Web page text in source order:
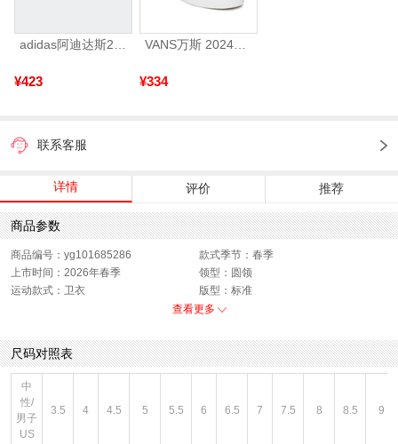
adidas阿迪达斯2025中性edge gamedaySPW FTW-跑步GW2499
¥423
VANS万斯 2024年新款中性OldSkool帆布鞋/硫化鞋VN000D3HY28（延续款）
¥334
联系客服
详情 评价 推荐
商品参数
商品编号：yg101685286
款式季节：春季
上市时间：2026年春季
领型：圆领
运动款式：卫衣
版型：标准
查看更多
尺码对照表
中
性/
男子
US
3.5 4 4.5 5 5.5 6 6.5 7 7.5 8 8.5 9